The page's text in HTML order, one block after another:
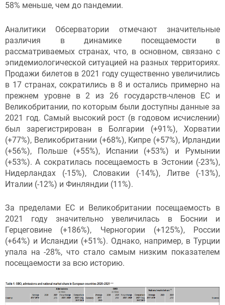
58% меньше, чем до пандемии.
Аналитики Обсерватории отмечают значительные
различия в динамике посещаемости в
рассматриваемых странах, что, в основном, связано с
эпидемиологической ситуацией на разных территориях.
Продажи билетов в 2021 году существенно увеличились
в 17 странах, сократились в 8 и остались примерно на
прежнем уровне в 2 из 26 государств-членов ЕС и
Великобритании, по которым были доступны данные за
2021 год. Самый высокий рост (в годовом исчислении)
был зарегистрирован в Болгарии (+91%), Хорватии
(+77%), Великобритании (+68%), Кипре (+57%), Ирландии
(+56%), Польше (+55%), Испании (+53%) и Румынии
(+53%). А сократилась посещаемость в Эстонии (-23%),
Нидерландах (-15%), Словакии (-14%), Литве (-13%),
Италии (-12%) и Финляндии (11%).
За пределами ЕС и Великобритании посещаемость в
2021 году значительно увеличилась в Боснии и
Герцеговине (+186%), Черногории (+125%), России
(+64%) и Исландии (+51%). Однако, например, в Турции
упала на -28%, что стало самым низким показателем
посещаемости за всю историю.